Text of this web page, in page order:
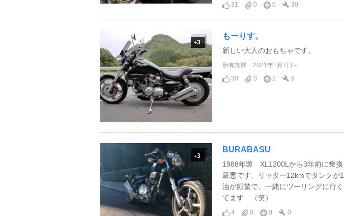
31
0 0 30
+3
もーりす。
新しい大人のおもちゃです。
所有期間
2021年1月7日～
30
0 2 9
+3
BURABASU
1988年製 XL1200Lから3年前に乗換
最悪です、リッター12kmでタンクが
油が頻繁で、一緒にツーリングに行
てます （笑）
4 0 0 0